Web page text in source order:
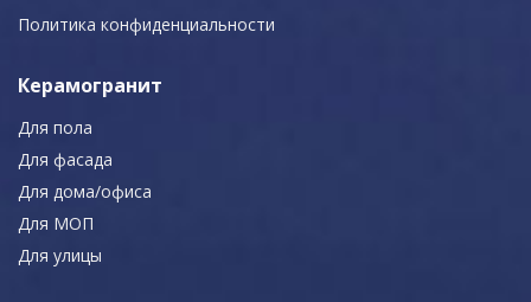
Политика конфиденциальности
Керамогранит
Для пола
Для фасада
Для дома/офиса
Для МОП
Для улицы